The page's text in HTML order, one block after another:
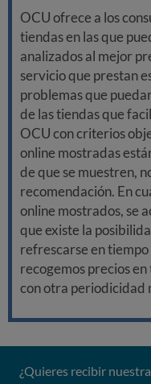
OCU ofrece a los
tiendas en las que
analizados al mejor
servicio que prestan
problemas que
de las tiendas que
OCU con criterios
online mostradas
de que se muestren,
recomendación. En
online mostrados, se
que existe la
refrescarse en
recogemos precios
con otra periodicidad
¿Quieres recibir